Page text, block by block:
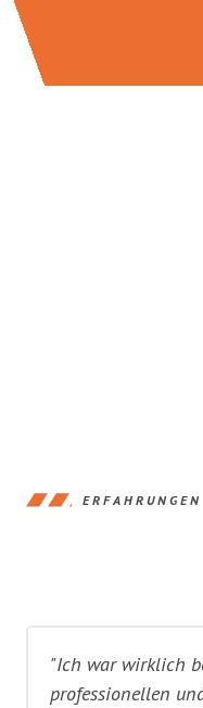
ERFAHRUNGEN
"Ich war wirklich
professionellen